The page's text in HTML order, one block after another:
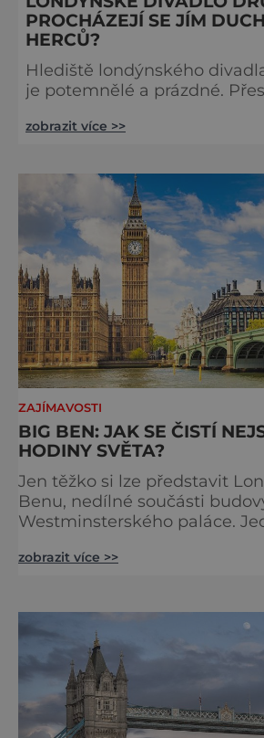
PROCHÁZEJÍ SE JÍM
HERCŮ?
Hlediště londýnského
je potemnělé a prázdné.
jakési mumlání, z nedaleké
totiž údajně straší. Stavbu londýnského
divadla Drury Lane dotoval
divadelník ze 17. století
zobrazit více >>
ZAJÍMAVOSTI
BIG BEN: JAK SE ČISTÍ
HODINY SVĚTA?
Jen těžko si lze představit
Benu, nedílné součásti
Westminsterského paláce.
opucovat zašedlý kabát. Na konci srpna roku
čtyřčlenná údržbářská četa,
hadry a kbelíky s mýdlovou
zobrazit více >>